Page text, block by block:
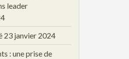
leader
23 janvier 2024
: une prise de